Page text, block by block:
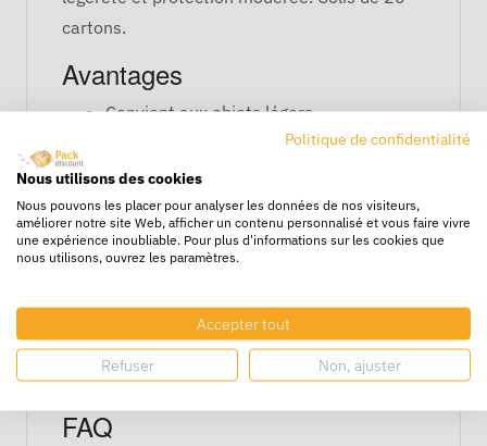
cartons.
Avantages
Convient aux objets légers
Facile à manipuler
Recyclable et économique
Caractéristiques
Simple cannelure
Boîte pratique pour transport ou
stockage léger
FAQ
Politique de confidentialité
Nous utilisons des cookies
Nous pouvons les placer pour analyser les données de nos visiteurs,
améliorer notre site Web, afficher un contenu personnalisé et vous faire vivre
une expérience inoubliable. Pour plus d'informations sur les cookies que
nous utilisons, ouvrez les paramètres.
Accepter tout
Refuser Non, ajuster